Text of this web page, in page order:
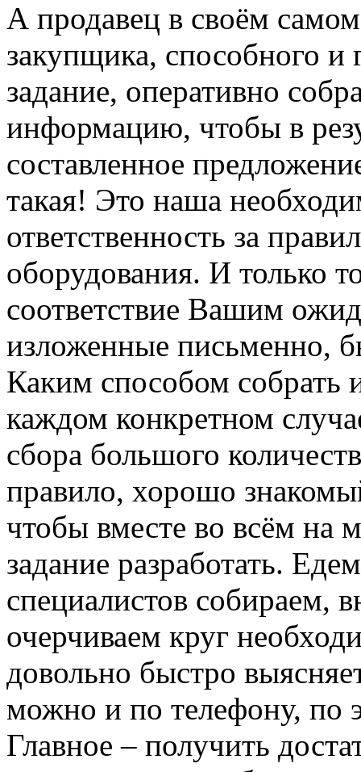
А продавец в своём
закупщика, способного и
задание, оперативно
информацию, чтобы в
составленное
такая! Это наша
ответственность за
оборудования. И только
соответствие Вашим
изложенные письменно,
Каким способом
каждом конкретном
сбора большого
правило, хорошо
чтобы вместе во всём на
задание разработать.
специалистов собираем,
очерчиваем круг
довольно быстро
можно и по телефону, по
Главное – получить